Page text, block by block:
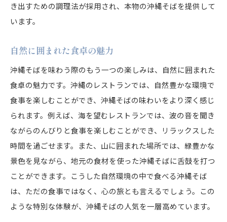
き出すための調理法が採用され、本物の沖縄そばを提供して
います。
自然に囲まれた食卓の魅力
沖縄そばを味わう際のもう一つの楽しみは、自然に囲まれた
食卓の魅力です。沖縄のレストランでは、自然豊かな環境で
食事を楽しむことができ、沖縄そばの味わいをより深く感じ
られます。例えば、海を望むレストランでは、波の音を聞き
ながらのんびりと食事を楽しむことができ、リラックスした
時間を過ごせます。また、山に囲まれた場所では、緑豊かな
景色を見ながら、地元の食材を使った沖縄そばに舌鼓を打つ
ことができます。こうした自然環境の中で食べる沖縄そば
は、ただの食事ではなく、心の旅とも言えるでしょう。この
ような特別な体験が、沖縄そばの人気を一層高めています。